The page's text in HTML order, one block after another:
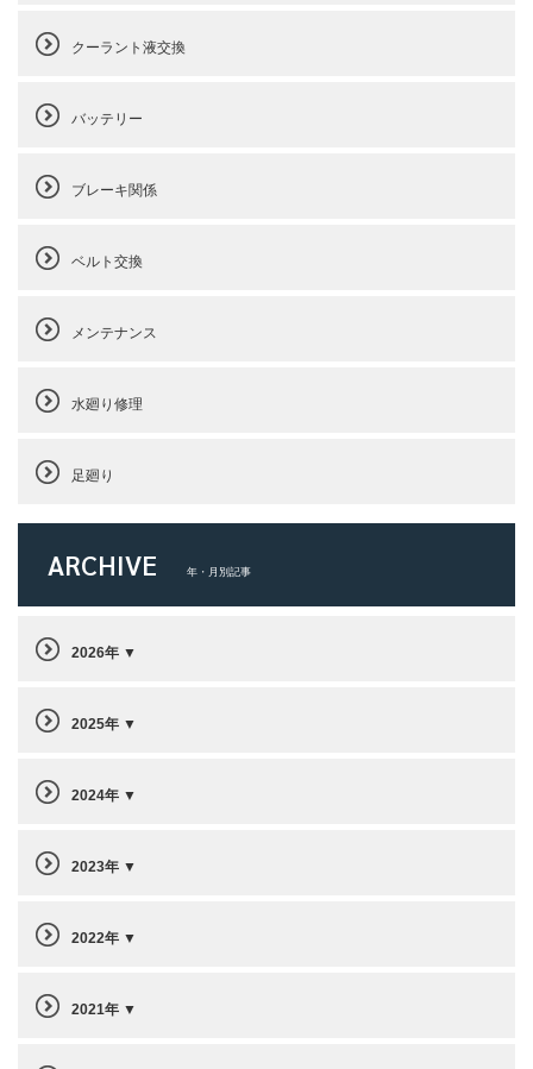
クーラント液交換
バッテリー
ブレーキ関係
ベルト交換
メンテナンス
水廻り修理
足廻り
ARCHIVE 年・月別記事
2026年
2025年
2024年
2023年
2022年
2021年